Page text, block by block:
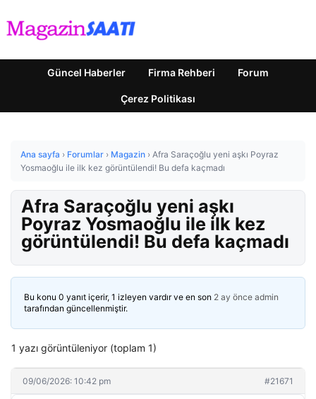
Güncel Haberler Firma Rehberi Forum
Çerez Politikası
Ana sayfa › Forumlar › Magazin › Afra Saraçoğlu yeni aşkı Poyraz
Yosmaoğlu ile ilk kez görüntülendi! Bu defa kaçmadı
Afra Saraçoğlu yeni aşkı
Poyraz Yosmaoğlu ile ilk kez
görüntülendi! Bu defa kaçmadı
Bu konu 0 yanıt içerir, 1 izleyen vardır ve en son 2 ay önce admin
tarafından güncellenmiştir.
1 yazı görüntüleniyor (toplam 1)
09/06/2026: 10:42 pm #21671